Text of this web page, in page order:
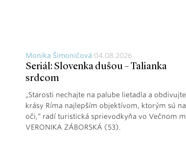
Monika Šimoničová 04.08.2026
Seriál: Slovenka dušou – Talianka
srdcom
„Starosti nechajte na palube lietadla a obdivujte
krásy Ríma najlepším objektívom, ktorým sú
oči,“ radí turistická sprievodkyňa vo Večnom
VERONIKA ZÁBORSKÁ (53).